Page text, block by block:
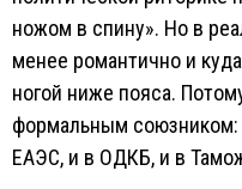
ножом в спину». Но в
менее романтично и
ногой ниже пояса.
формальным союзником:
ЕАЭС, и в ОДКБ, и в